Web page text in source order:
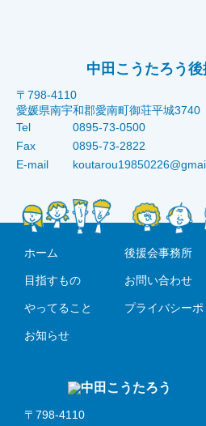
中田こうたろう
〒798-4110
愛媛県南宇和郡愛南町御荘平城3740
Tel
0895-73-0500
Fax
0895-73-2822
E-mail
ホーム
目指すもの
やってること
お知らせ
後援会事務所
お問い合わせ
プライバシーポ
〒798-4110